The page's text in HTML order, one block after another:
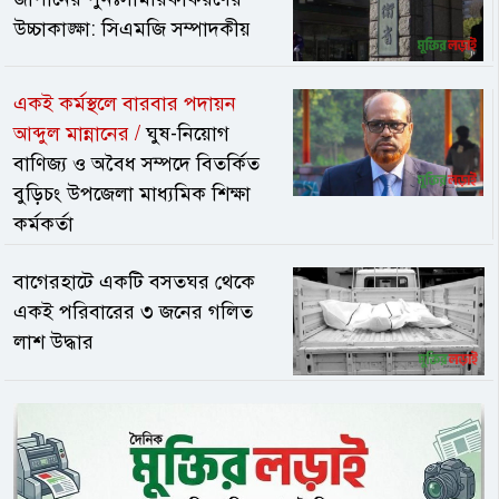
করেন যে, জাপান সরকার দৈনন্দিন জীবনে
সামরিকীকরণের এই প্রবণতার জন্য
আন্তর্জাতিক সমাজের উচ্চ সতর্কতা
প্রয়োজন।এই সমীক্ষাটি সিজিটিএন-এর
ইংরেজি, স্প্যানিশ, ফরাসি, আরবি এবং
রুশসহ এই পাঁচটি ভাষার প্ল্যাটফর্মে
জন তাদের মতামত প্রকাশ করেছেন।সূত্র:
তুহিনা-ফয়সল-জিনিয়া, চায়না মিডিয়া গ্রুপ।
উচ্চাকাঙ্ক্ষা: সিএমজি সম্পাদকীয়
একই কর্মস্থলে বারবার পদায়ন
আব্দুল মান্নানের /ঘুষ-নিয়োগ
বাণিজ্য ও অবৈধ সম্পদে বিতর্কিত
বুড়িচং উপজেলা মাধ্যমিক শিক্ষা
কর্মকর্তা
বাগেরহাটে একটি বসতঘর থেকে
একই পরিবারের ৩ জনের গলিত
লাশ উদ্ধার